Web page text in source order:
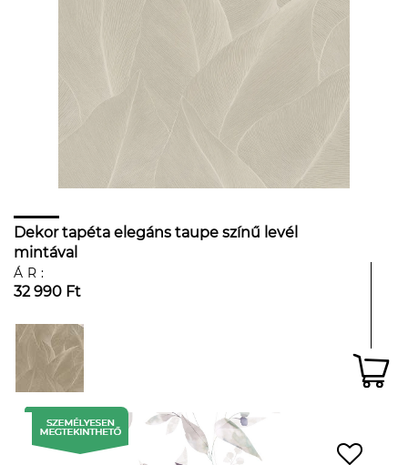
Dekor tapéta elegáns taupe színű levél
mintával
ÁR:
32 990 Ft